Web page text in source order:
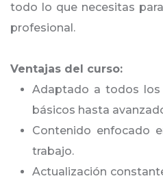
todo lo que necesitas
profesional.
Ventajas del curso:
Adaptado a todos los
básicos hasta
Contenido enfocado
trabajo.
Actualización